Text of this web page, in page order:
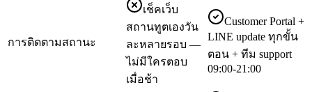
การติดตามสถานะ
เช็คเว็บ
สถานทูตเองวัน
ละหลายรอบ —
ไม่มีใครตอบ
เมื่อช้า
Customer Portal +
LINE update ทุกขั้น
ตอน + ทีม support
09:00-21:00